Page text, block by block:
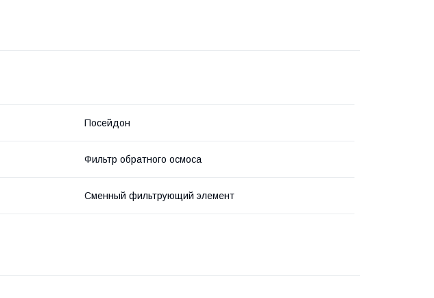
Посейдон
Фильтр обратного осмоса
Сменный фильтрующий элемент